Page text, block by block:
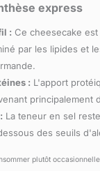
express
: Ce cheesecake
par les lipides et
: L'apport
principalement
La teneur en sel
des seuils
plutôt